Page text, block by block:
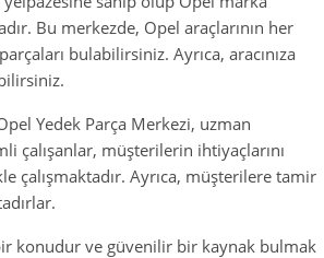
Bu merkezde, Opel araçlarının her
bulabilirsiniz. Ayrıca, aracınıza
Yedek Parça Merkezi, uzman
çalışanlar, müşterilerin ihtiyaçlarını
çalışmaktadır. Ayrıca, müşterilere tamir
konudur ve güvenilir bir kaynak bulmak